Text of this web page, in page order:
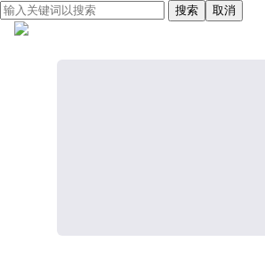
搜索 取消